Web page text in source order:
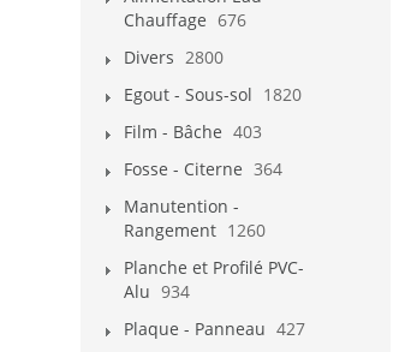
Chauffage 676
Divers 2800
Egout - Sous-sol 1820
Film - Bâche 403
Fosse - Citerne 364
Manutention -
Rangement 1260
Planche et Profilé PVC-
Alu 934
Plaque - Panneau 427